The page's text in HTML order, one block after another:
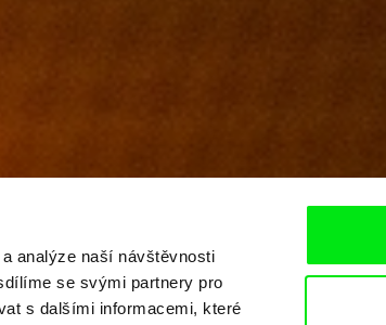
analýze naší návštěvnosti
se svými partnery pro
s dalšími informacemi, které